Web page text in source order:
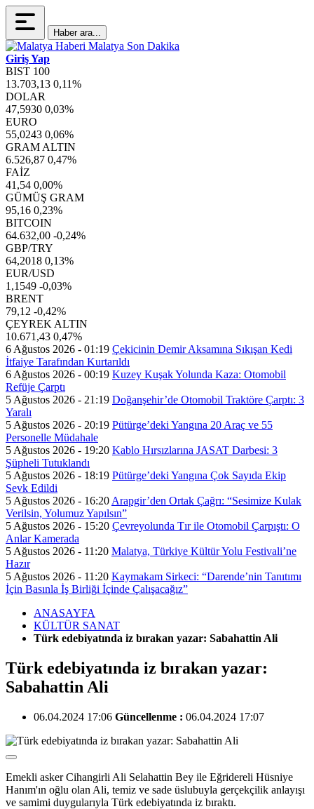
Haber ara...
Giriş Yap
BIST 100
13.703,13 0,11%
DOLAR
47,5930 0,03%
EURO
55,0243 0,06%
GRAM ALTIN
6.526,87 0,47%
FAİZ
41,54 0,00%
GÜMÜŞ GRAM
95,16 0,23%
BITCOIN
64.632,00 -0,24%
GBP/TRY
64,2018 0,13%
EUR/USD
1,1549 -0,03%
BRENT
79,12 -0,42%
ÇEYREK ALTIN
10.671,43 0,47%
6 Ağustos 2026 - 01:19 Çekicinin Demir Aksamına Sıkışan Kedi
İtfaiye Tarafından Kurtarıldı
6 Ağustos 2026 - 00:19 Kuzey Kuşak Yolunda Kaza: Otomobil
Refüje Çarptı
5 Ağustos 2026 - 21:19 Doğanşehir’de Otomobil Traktöre Çarptı: 3
Yaralı
5 Ağustos 2026 - 20:19 Pütürge’deki Yangına 20 Araç ve 55
Personelle Müdahale
5 Ağustos 2026 - 19:20 Kablo Hırsızlarına JASAT Darbesi: 3
Şüpheli Tutuklandı
5 Ağustos 2026 - 18:19 Pütürge’deki Yangına Çok Sayıda Ekip
Sevk Edildi
5 Ağustos 2026 - 16:20 Arapgir’den Ortak Çağrı: “Sesimize Kulak
Verilsin, Yolumuz Yapılsın”
5 Ağustos 2026 - 15:20 Çevreyolunda Tır ile Otomobil Çarpıştı: O
Anlar Kamerada
5 Ağustos 2026 - 11:20 Malatya, Türkiye Kültür Yolu Festivali’ne
Hazır
5 Ağustos 2026 - 11:20 Kaymakam Sirkeci: “Darende’nin Tanıtımı
İçin Basınla İş Birliği İçinde Çalışacağız”
ANASAYFA
KÜLTÜR SANAT
Türk edebiyatında iz bırakan yazar: Sabahattin Ali
Türk edebiyatında iz bırakan yazar:
Sabahattin Ali
06.04.2024 17:06 Güncellenme : 06.04.2024 17:07
Emekli asker Cihangirli Ali Selahattin Bey ile Eğridereli Hüsniye
Hanım'ın oğlu olan Ali, temiz ve sade üslubuyla gerçekçilik anlayışı
ve samimi duygularıyla Türk edebiyatında iz bıraktı.